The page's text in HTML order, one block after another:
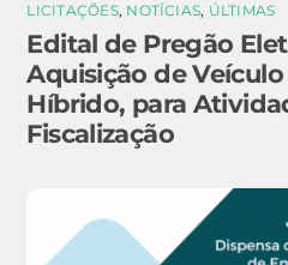
LICITAÇÕES, NOTÍCIAS, ÚLTIMAS
Edital de Pregão
Aquisição de Veículo
Híbrido, para
Fiscalização